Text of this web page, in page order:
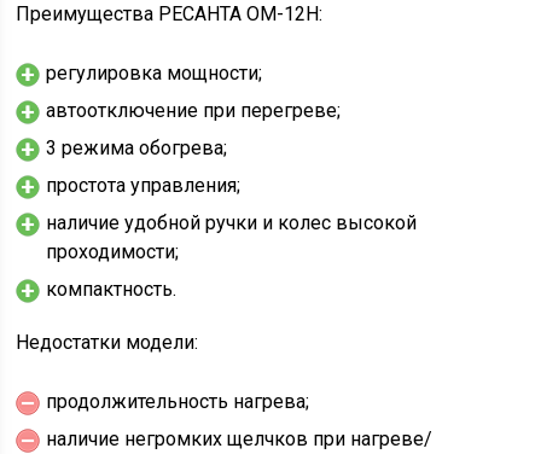
Преимущества РЕСАНТА ОМ-12Н:
регулировка мощности;
автоотключение при перегреве;
3 режима обогрева;
простота управления;
наличие удобной ручки и колес высокой
проходимости;
компактность.
Недостатки модели:
продолжительность нагрева;
наличие негромких щелчков при нагреве/